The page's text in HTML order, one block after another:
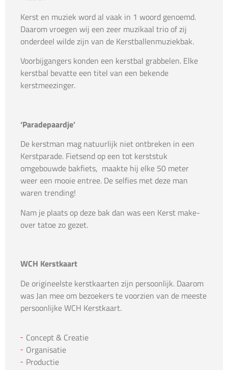
Kerst en muziek word al vaak in 1 woord genoemd.
Daarom vroegen wij een zeer muzikaal trio of zij
onderdeel wilde zijn van de Kerstballenmuziekbak.
Voorbijgangers konden een kerstbal grabbelen. Elke
kerstbal bevatte een titel van een bekende
kerstmeezinger.
‘Paradepaardje’
De kerstman mag natuurlijk niet ontbreken in een
Kerstparade. Fietsend op een tot kerststuk
omgebouwde bakfiets, maakte hij elke 50 meter
weer een mooie entree. De selfies met deze man
waren trending!
Nam je plaats op deze bak dan was een Kerst make-
over tatoe zo gezet.
WCH Kerstkaart
De origineelste kerstkaarten zijn persoonlijk. Daarom
was Jan mee om bezoekers te voorzien van de meeste
persoonlijke WCH Kerstkaart.
Concept & Creatie
Organisatie
Productie